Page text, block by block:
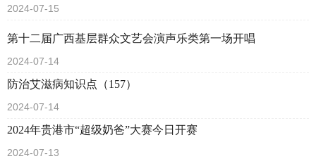
2024-07-15
第十二届广西基层群众文艺会演声乐类第一场开唱
2024-07-14
防治艾滋病知识点（157）
2024-07-14
2024年贵港市“超级奶爸”大赛今日开赛
2024-07-13